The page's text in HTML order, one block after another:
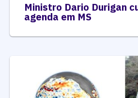
Ministro Dario Durigan
agenda em MS